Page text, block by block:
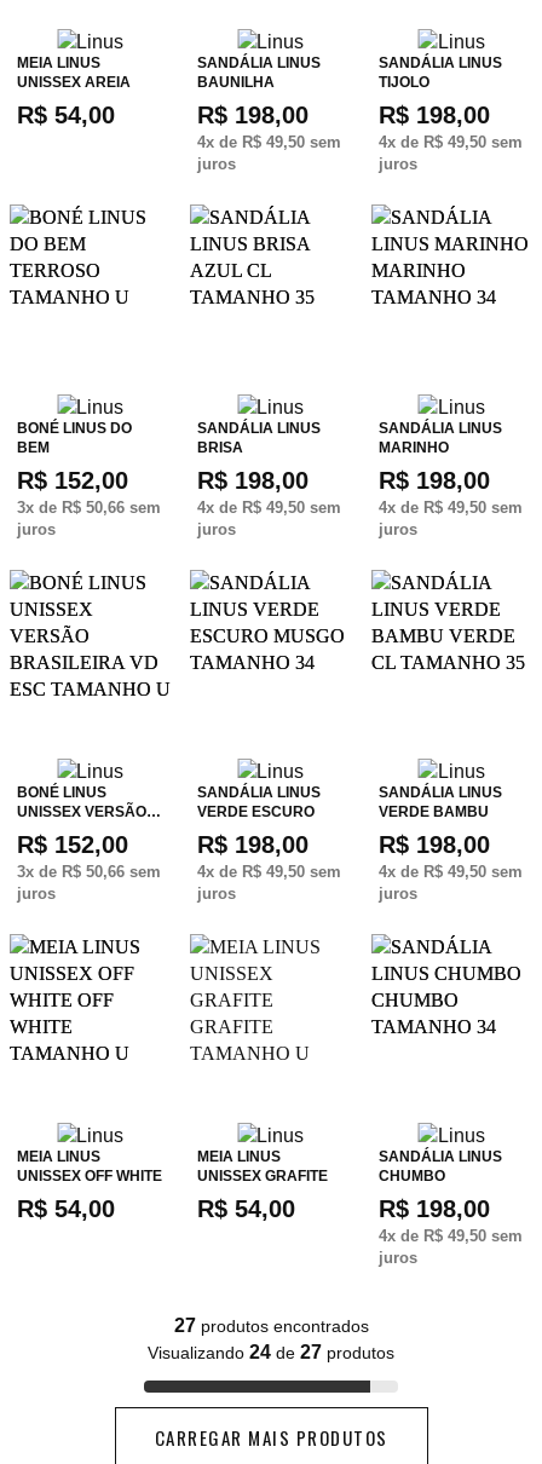
MEIA LINUS
UNISSEX AREIA
R$ 54,00
SANDÁLIA LINUS
BAUNILHA
R$ 198,00
4x de R$ 49,50 sem
juros
SANDÁLIA LINUS
TIJOLO
R$ 198,00
4x de R$ 49,50sem
juros
BONÉ LINUS DO
BEM
R$ 152,00
3x de R$ 50,66 sem
juros
SANDÁLIA LINUS
BRISA
R$ 198,00
4x de R$ 49,50 sem
juros
SANDÁLIA LINUS
MARINHO
R$ 198,00
4x de R$ 49,50sem
juros
BONÉ LINUS
UNISSEX VERSÃO…
R$ 152,00
3x de R$ 50,66 sem
juros
SANDÁLIA LINUS
VERDE ESCURO
R$ 198,00
4x de R$ 49,50 sem
juros
SANDÁLIA LINUS
VERDE BAMBU
R$ 198,00
4x de R$ 49,50sem
juros
MEIA LINUS
UNISSEX OFF WHITE
R$ 54,00
MEIA LINUS
UNISSEX GRAFITE
R$ 54,00
SANDÁLIA LINUS
CHUMBO
R$ 198,00
4x de R$ 49,50sem
juros
27produtos encontrados
Visualizando 24 de 27 produtos
CARREGAR MAIS PRODUTOS